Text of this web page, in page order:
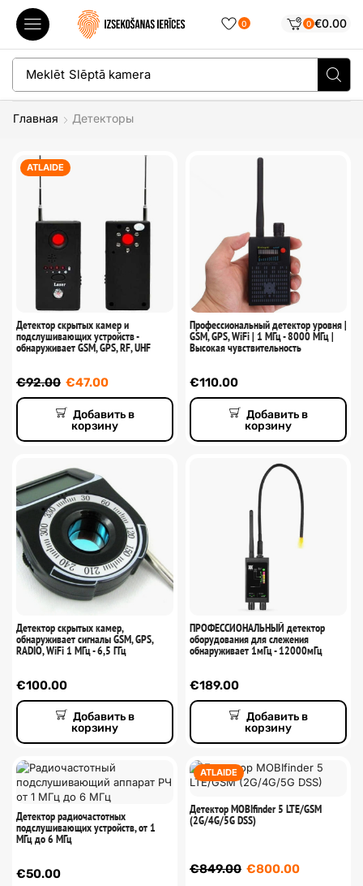
0 0 €0.00
Meklēt Slēptā kamera
Главная Детекторы
ATLAIDE
Детектор скрытых камер и
подслушивающих устройств -
обнаруживает GSM, GPS, RF, UHF
€92.00 €47.00
Добавить в
корзину
Профессиональный детектор уровня |
GSM, GPS, WiFi | 1 МГц - 8000 МГц |
Высокая чувствительность
€110.00
Добавить в
корзину
Детектор скрытых камер,
обнаруживает сигналы GSM, GPS,
RADIO, WiFi 1 МГц - 6,5 ГГц
€100.00
Добавить в
корзину
ПРОФЕССИОНАЛЬНЫЙ детектор
оборудования для слежения
обнаруживает 1мГц - 12000мГц
€189.00
Добавить в
корзину
Детектор радиочастотных
подслушивающих устройств, от 1
МГц до 6 МГц
€50.00
ATLAIDE
Детектор MOBIfinder 5 LTE/GSM
(2G/4G/5G DSS)
€849.00 €800.00